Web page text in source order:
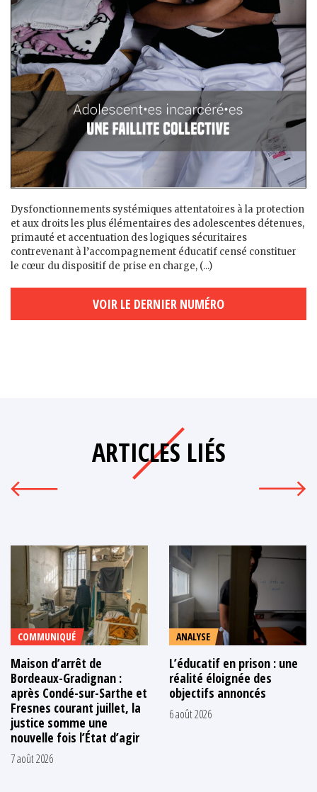
Dysfonctionnements systémiques attentatoires à la protection
et aux droits les plus élémentaires des adolescent·es détenu·es,
primauté et accentuation des logiques sécuritaires
contrevenant à l’accompagnement éducatif censé constituer
le cœur du dispositif de prise en charge, (...)
VOIR LE DERNIER NUMÉRO
ARTICLES LIÉS
COMMUNIQUÉ
Maison d’arrêt de
Bordeaux-Gradignan :
après Condé-sur-Sarthe et
Fresnes courant juillet, la
justice somme une
nouvelle fois l’État d’agir
7 août 2026
ANALYSE
L’éducatif en prison : une
réalité éloignée des
objectifs annoncés
6 août 2026